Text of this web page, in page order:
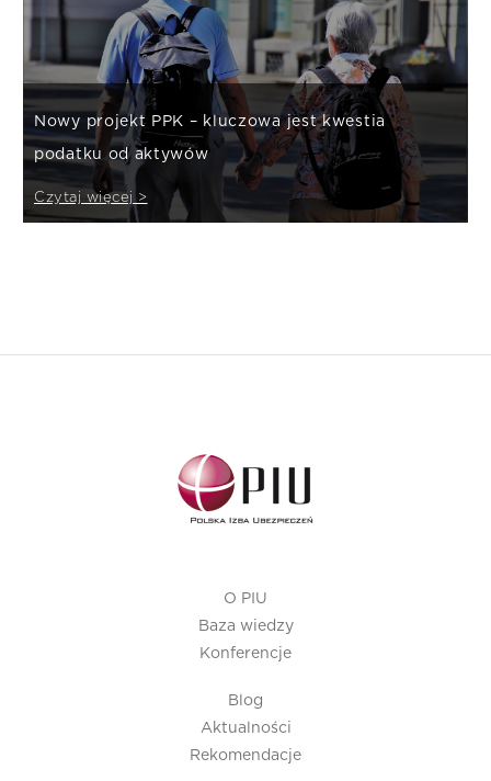
Nowy projekt PPK – kluczowa jest kwestia
podatku od aktywów
Czytaj więcej >
O PIU
Baza wiedzy
Konferencje
Blog
Aktualności
Rekomendacje